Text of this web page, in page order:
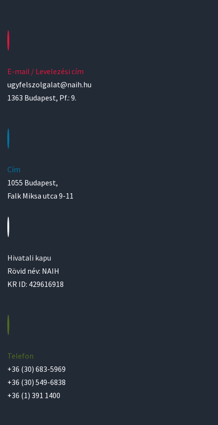
E-mail / Levelezési cím
ugyfelszolgalat@naih.hu
1363 Budapest, Pf.: 9.
Cím
1055 Budapest,
Falk Miksa utca 9-11
Hivatali kapu
Rövid név: NAIH
KR ID: 429616918
Telefon
+36 (30) 683-5969
+36 (30) 549-6838
+36 (1) 391 1400